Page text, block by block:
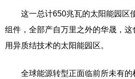
这一总计650兆瓦的太阳能园区
组件，全部产自万里之外的华晟，
用异质结技术的太阳能园区。
全球能源转型正面临前所未有的